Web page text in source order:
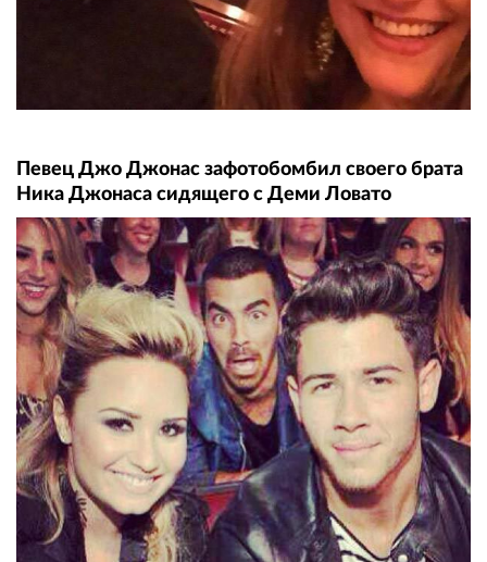
Певец Джо Джонас зафотобомбил своего брата
Ника Джонаса сидящего с Деми Ловато